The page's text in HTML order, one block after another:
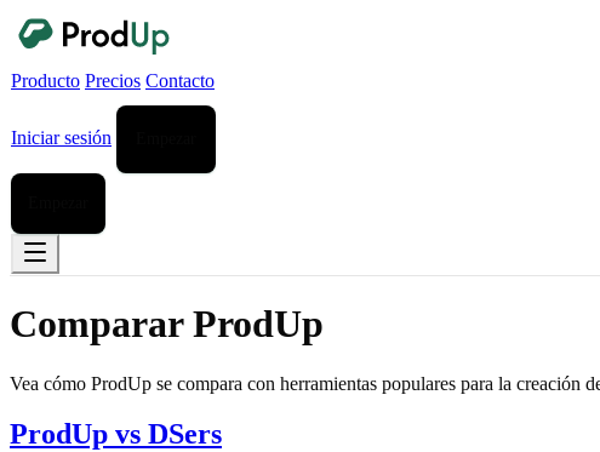
Producto Precios Contacto
Iniciar sesión
Comparar ProdUp
Vea cómo ProdUp se compara con herramientas populares para la
ProdUp vs DSers